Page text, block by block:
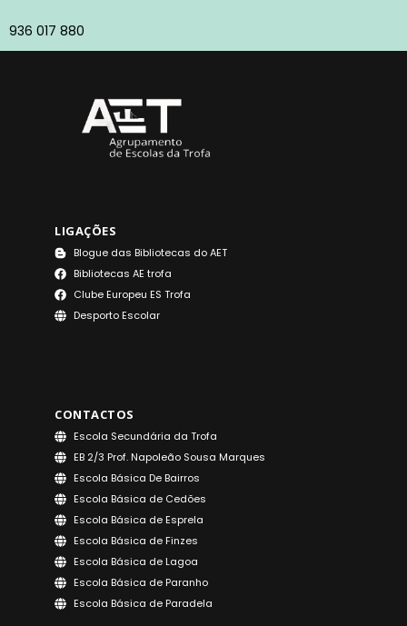
936 017 880
LIGAÇÕES
Blogue das Bibliotecas do AET
Bibliotecas AE trofa
Clube Europeu ES Trofa
Desporto Escolar
CONTACTOS
Escola Secundária da Trofa
EB 2/3 Prof. Napoleão Sousa Marques
Escola Básica De Bairros
Escola Básica de Cedões
Escola Básica de Esprela
Escola Básica de Finzes
Escola Básica de Lagoa
Escola Básica de Paranho
Escola Básica de Paradela